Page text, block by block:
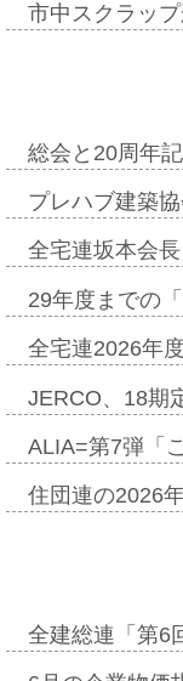
市中スクラッ
総会と20周年
プレハブ建築
全宅連坂本会
29年度までの
全宅連2026年
JERCO、18期
ALIA=第7弾「
住団連の2026
全建総連「第6